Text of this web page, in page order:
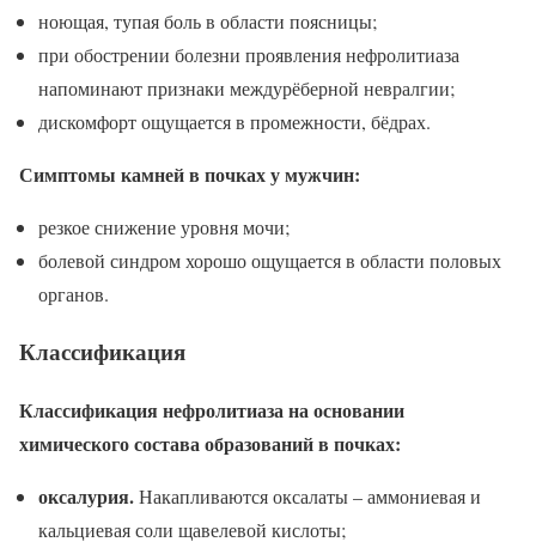
ноющая, тупая боль в области поясницы;
при обострении болезни проявления нефролитиаза
напоминают признаки междурёберной невралгии;
дискомфорт ощущается в промежности, бёдрах.
Симптомы камней в почках у мужчин:
резкое снижение уровня мочи;
болевой синдром хорошо ощущается в области половых
органов.
Классификация
Классификация нефролитиаза на основании
химического состава образований в почках:
оксалурия.Накапливаются оксалаты – аммониевая и
кальциевая соли щавелевой кислоты;